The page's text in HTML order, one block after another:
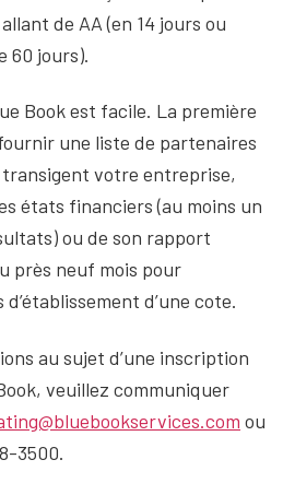
de AA (en 14 jours ou
60 jours).
Book est facile. La première
une liste de partenaires
votre entreprise,
états financiers (au moins un
ou de son rapport
près neuf mois pour
d’une cote.
au sujet d’une inscription
veuillez communiquer
ou
3500.